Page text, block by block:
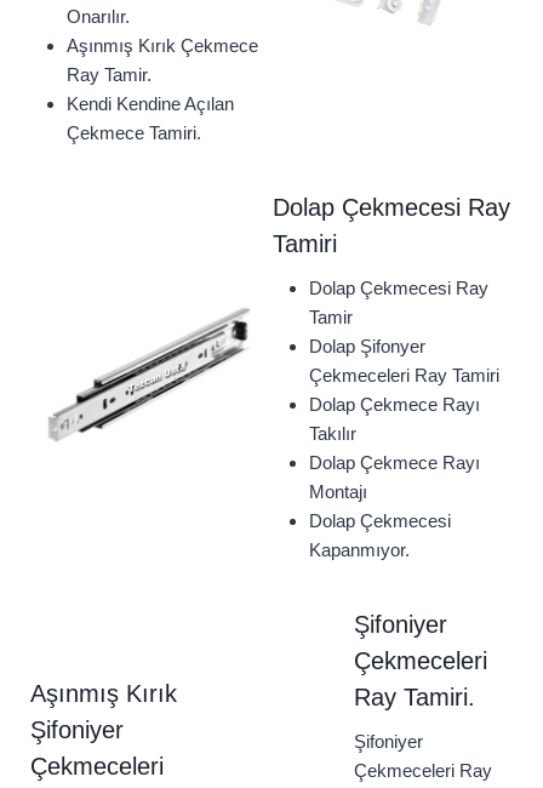
Onarılır.
Aşınmış Kırık Çekmece
Ray Tamir.
Kendi Kendine Açılan
Çekmece Tamiri.
Dolap Çekmecesi Ray
Tamiri
Dolap Çekmecesi Ray
Tamir
Dolap Şifonyer
Çekmeceleri Ray Tamiri
Dolap Çekmece Rayı
Takılır
Dolap Çekmece Rayı
Montajı
Dolap Çekmecesi
Kapanmıyor.
Aşınmış Kırık
Şifoniyer
Çekmeceleri
Şifoniyer
Çekmeceleri
Ray Tamiri.
Şifoniyer
Çekmeceleri Ray